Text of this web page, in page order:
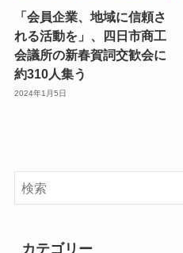
「会員企業、地域に信頼さ
れる活動を」、四日市商工
会議所の新春賀詞交歓会に
約310人集う
2024年1月5日
カテゴリー